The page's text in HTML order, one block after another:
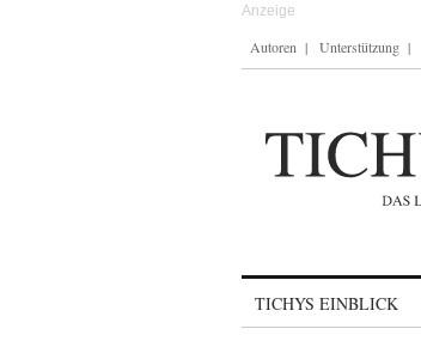
Autoren Unterstützung
TICHYS EINBLICK